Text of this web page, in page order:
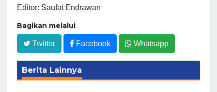
Editor: Saufat Endrawan
Bagikan melalui
Twitter Facebook Whatsapp
Berita Lainnya